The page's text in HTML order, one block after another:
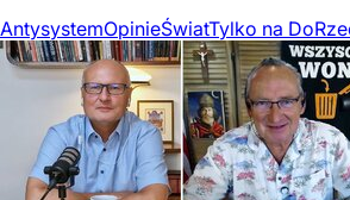
AntysystemOpinieŚwiatTylko na